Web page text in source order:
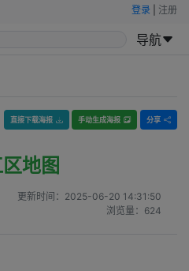
登录 注册
导航
直接下载海报 手动生成海报 分享
地图
更新时间： 2025-06-20 14:31:50
浏览量： 624